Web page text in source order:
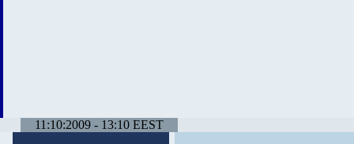
11:10:2009 - 13:10 EEST